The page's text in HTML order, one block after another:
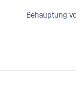
Behauptung